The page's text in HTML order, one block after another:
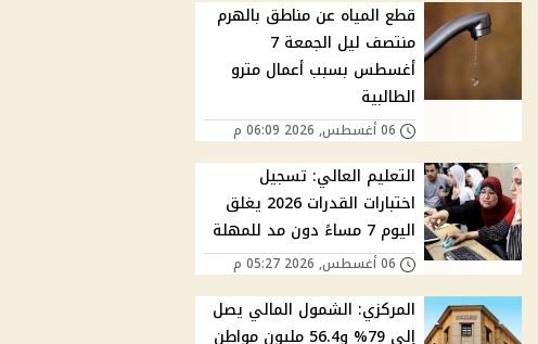
قطع المياه عن مناطق بالهرم
منتصف ليل الجمعة 7
أغسطس بسبب أعمال مترو
الطالبية
06 أغسطس, 2026 06:09 م
التعليم العالي: تسجيل
اختبارات القدرات 2026 يغلق
اليوم 7 مساءً دون مد للمهلة
06 أغسطس, 2026 05:27 م
المركزي: الشمول المالي يصل
إلى 79% و56.4 مليون مواطن